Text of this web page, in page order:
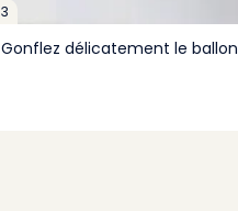
3
Gonflez délicatement le ballon